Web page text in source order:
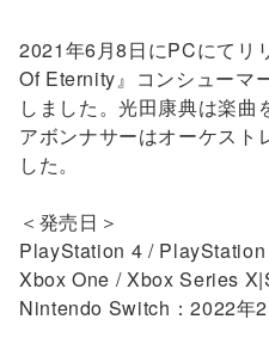
2021年6月8日にPCにてリ
Of Eternity』コンシューマ
しました。光田康典は楽曲
アボンナサーはオーケスト
した。
＜発売日＞
PlayStation 4 / PlayStation
Xbox One / Xbox Series
Nintendo Switch：2022年2